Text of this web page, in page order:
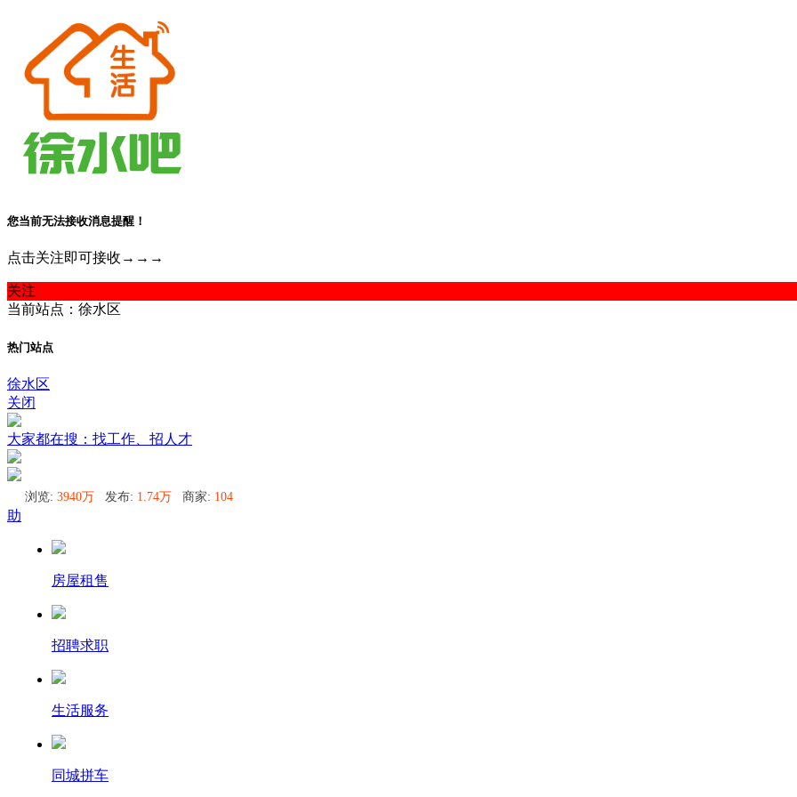
您当前无法接收消息提醒！
点击关注即可接收→→→
关注
当前站点：徐水区
热门站点
徐水区
关闭
大家都在搜：找工作、招人才
浏览: 3940万 发布: 1.74万 商家: 104
助
房屋租售
招聘求职
生活服务
同城拼车